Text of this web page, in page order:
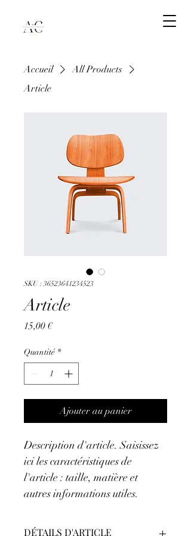
Accueil
All Products
Article
SKU : 36523641234523
Article
15,00 €Prix
Quantité *
Ajouter au panier
Description d'article. Saisissez
ici les caractéristiques de
l'article : taille, matière et
autres informations utiles.
DÉTAILS D'ARTICLE